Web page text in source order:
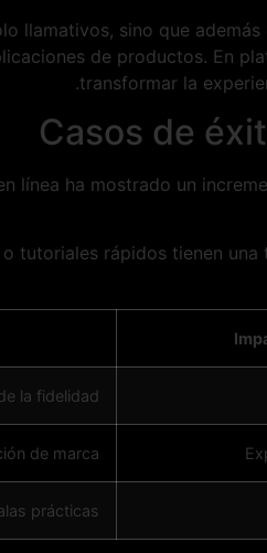
llamativos, sino que
de productos. En
transformar la
Casos de
línea ha mostrado un
tutoriales rápidos tienen
la fidelidad
de marca
prácticas